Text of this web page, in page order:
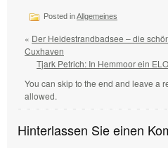
Posted inAllgemeines
« Der Heidestrandbadsee – die
Cuxhaven
Tjark Petrich: In Hemmoor ein
You can skip to the end and leave a
allowed.
Hinterlassen Sie einen